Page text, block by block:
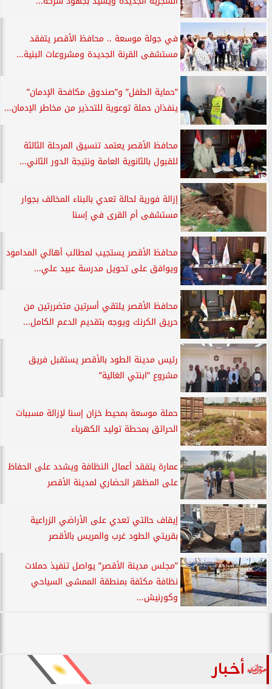
في جولة موسعة .. محافظ الأقصر يتفقد
مستشفى القرنة الجديدة ومشروعات البنية...
”حماية الطفل” و”صندوق مكافحة الإدمان”
ينفذان حملة توعوية للتحذير من مخاطر الإدمان...
محافظ الأقصر يعتمد تنسيق المرحلة الثالثة
للقبول بالثانوية العامة ونتيجة الدور الثاني...
إزالة فورية لحالة تعدي بالبناء المخالف بجوار
مستشفى أم القرى في إسنا
محافظ الأقصر يستجيب لمطالب أهالي المدامود
ويوافق على تحويل مدرسة عبيد علي...
محافظ الأقصر يلتقي أسرتين متضررتين من
حريق الكرنك ويوجه بتقديم الدعم الكامل...
رئيس مدينة الطود بالأقصر يستقبل فريق
مشروع ”ابنتي الغالية”
حملة موسعة بمحيط خزان إسنا لإزالة مسببات
الحرائق بمحطة توليد الكهرباء
عمارة يتفقد أعمال النظافة ويشدد على الحفاظ
على المظهر الحضاري لمدينة الأقصر
إيقاف حالتي تعدي على الأراضي الزراعية
بقريتي الطود غرب والمريس بالأقصر
”مجلس مدينة الأقصر” يواصل تنفيذ حملات
نظافة مكثفة بمنطقة الممشى السياحي
وكورنيش...
أخبار